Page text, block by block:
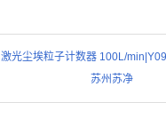
激光尘埃粒子计数器 100L/
苏州苏净